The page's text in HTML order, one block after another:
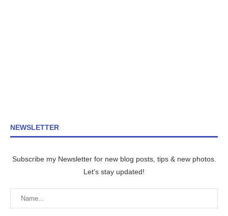
NEWSLETTER
Subscribe my Newsletter for new blog posts, tips & new photos.
Let's stay updated!